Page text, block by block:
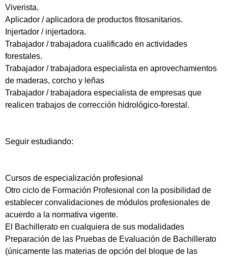
Viverista.
Aplicador / aplicadora de productos fitosanitarios.
Injertador / injertadora.
Trabajador / trabajadora cualificado en actividades
forestales.
Trabajador / trabajadora especialista en aprovechamientos
de maderas, corcho y leñas
Trabajador / trabajadora especialista de empresas que
realicen trabajos de corrección hidrológico-forestal.
Seguir estudiando:
Cursos de especialización profesional
Otro ciclo de Formación Profesional con la posibilidad de
establecer convalidaciones de módulos profesionales de
acuerdo a la normativa vigente.
El Bachillerato en cualquiera de sus modalidades
Preparación de las Pruebas de Evaluación de Bachillerato
(únicamente las materias de opción del bloque de las